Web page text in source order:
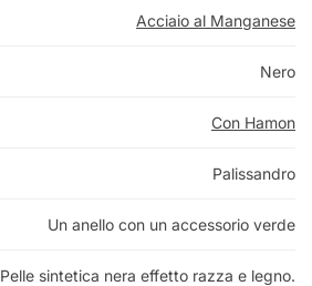
Acciaio al Manganese
Nero
Con Hamon
Palissandro
Un anello con un accessorio verde
Pelle sintetica nera effetto razza e legno.